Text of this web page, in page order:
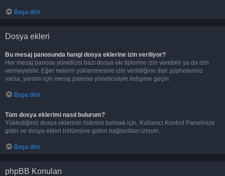
Başa dön
Dosya ekleri
Bu mesaj panosunda hangi dosya eklerine izin veriliyor?
Her mesaj panosu yöneticisi bazı dosya eki tiplerine izin verebilir ya da izin
vermeyebilir. Eğer nelerin yüklenmesine izin verildiğine dair şüpheleriniz
varsa, yardım için mesaj panosu yöneticisiyle iletişime geçin.
Başa dön
Tüm dosya eklerimi nasıl bulurum?
Yüklediğiniz dosya eklerinin listesini bulmak için, Kullanıcı Kontrol Panelinize
gidin ve dosya ekleri bölümüne giden bağlantıları izleyin.
Başa dön
phpBB Konuları